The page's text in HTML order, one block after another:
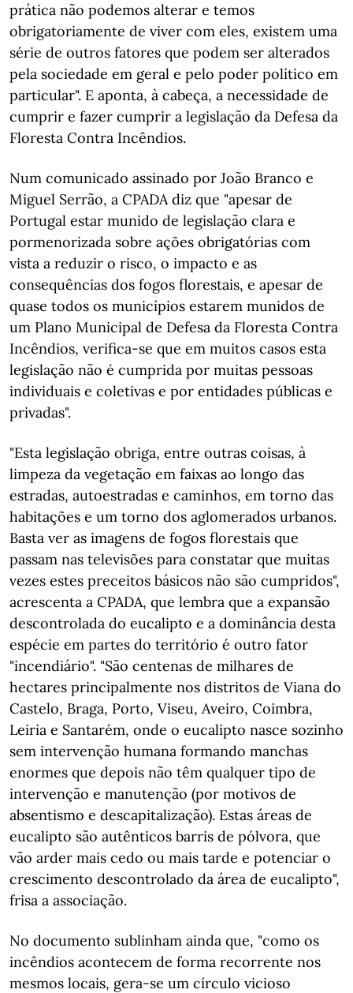
prática não podemos alterar e temos
obrigatoriamente de viver com eles, existem uma
série de outros fatores que podem ser alterados
pela sociedade em geral e pelo poder político em
particular". E aponta, à cabeça, a necessidade de
cumprir e fazer cumprir a legislação da Defesa da
Floresta Contra Incêndios.
Num comunicado assinado por João Branco e
Miguel Serrão, a CPADA diz que "apesar de
Portugal estar munido de legislação clara e
pormenorizada sobre ações obrigatórias com
vista a reduzir o risco, o impacto e as
consequências dos fogos florestais, e apesar de
quase todos os municípios estarem munidos de
um Plano Municipal de Defesa da Floresta Contra
Incêndios, verifica-se que em muitos casos esta
legislação não é cumprida por muitas pessoas
individuais e coletivas e por entidades públicas e
privadas".
"Esta legislação obriga, entre outras coisas, à
limpeza da vegetação em faixas ao longo das
estradas, autoestradas e caminhos, em torno das
habitações e um torno dos aglomerados urbanos.
Basta ver as imagens de fogos florestais que
passam nas televisões para constatar que muitas
vezes estes preceitos básicos não são cumpridos",
acrescenta a CPADA, que lembra que a expansão
descontrolada do eucalipto e a dominância desta
espécie em partes do território é outro fator
"incendiário". "São centenas de milhares de
hectares principalmente nos distritos de Viana do
Castelo, Braga, Porto, Viseu, Aveiro, Coimbra,
Leiria e Santarém, onde o eucalipto nasce sozinho
sem intervenção humana formando manchas
enormes que depois não têm qualquer tipo de
intervenção e manutenção (por motivos de
absentismo e descapitalização). Estas áreas de
eucalipto são autênticos barris de pólvora, que
vão arder mais cedo ou mais tarde e potenciar o
crescimento descontrolado da área de eucalipto",
frisa a associação.
No documento sublinham ainda que, "como os
incêndios acontecem de forma recorrente nos
mesmos locais, gera-se um círculo vicioso